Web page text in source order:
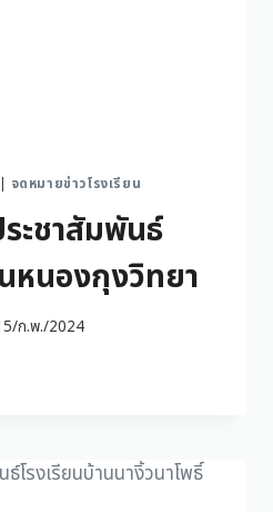
| จดหมายข่าวโรงเรียน
ะชาสัมพันธ์
หนองกุงวิทยา
ก.พ./2024